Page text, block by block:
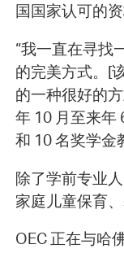
国国家认可的
“我一直在寻找
的完美方式。[
的一种很好的
年 10 月至来年
和 10 名奖学金
除了学前专业
家庭儿童保育
OEC 正在与哈